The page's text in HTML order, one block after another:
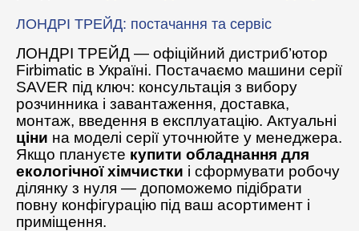
ЛОНДРІ ТРЕЙД: постачання та сервіс
ЛОНДРІ ТРЕЙД — офіційний дистриб’ютор
Firbimatic в Україні. Постачаємо машини серії
SAVER під ключ: консультація з вибору
розчинника і завантаження, доставка,
монтаж, введення в експлуатацію. Актуальні
ціни на моделі серії уточнюйте у менеджера.
Якщо плануєте купити обладнання для
екологічної хімчистки і сформувати робочу
ділянку з нуля — допоможемо підібрати
повну конфігурацію під ваш асортимент і
приміщення.